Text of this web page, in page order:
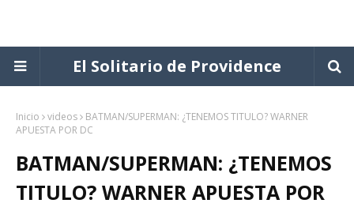
El Solitario de Providence
Inicio videos
BATMAN/SUPERMAN: ¿TENEMOS TITULO? WARNER
APUESTA POR DC
BATMAN/SUPERMAN: ¿TENEMOS
TITULO? WARNER APUESTA POR